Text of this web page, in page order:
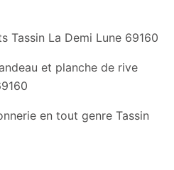
Tassin La Demi Lune 69160
et planche de rive
en tout genre Tassin